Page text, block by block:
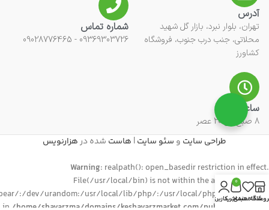
آدرس
تهران، بلوار نبرد، بازار گل شهید
محلاتی، جنب درب جنوب، فروشگاه
کشاورز
شماره تماس
09369303726 - 09028776465
ساعت کاری
8 صبح الی 20 عصر
طراحی سایت و سئو سایت| هاست شده درهزارنویس
علاقه مندی
0
سبد خرید
حساب کاربری من
Warning: realpath(): open_basedir restriction in effect.
File(/usr/local/bin) is not within the allowed path(s):
:/dev/urandom:/usr/local/lib/php/:/usr/local/php74/lib/php/)